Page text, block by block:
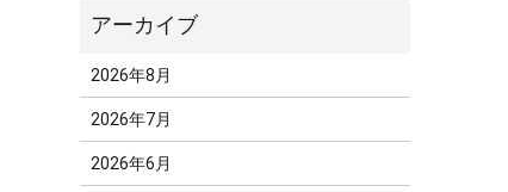
2026年8月
2026年7月
2026年6月